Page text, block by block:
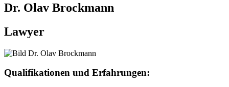
Dr. Olav Brockmann
Lawyer
Qualifikationen und Erfahrungen: